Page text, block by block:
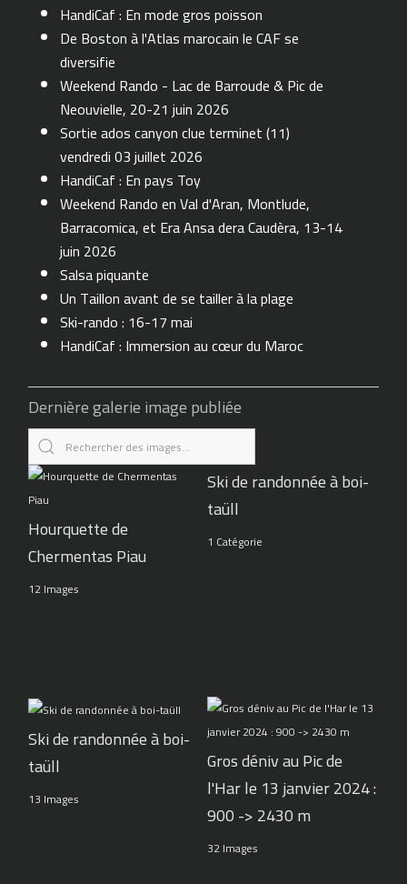
HandiCaf : En mode gros poisson
De Boston à l'Atlas marocain le CAF se
diversifie
Weekend Rando - Lac de Barroude & Pic de
Neouvielle, 20-21 juin 2026
Sortie ados canyon clue terminet (11)
vendredi 03 juillet 2026
HandiCaf : En pays Toy
Weekend Rando en Val d'Aran, Montlude,
Barracomica, et Era Ansa dera Caudèra, 13-14
juin 2026
Salsa piquante
Un Taillon avant de se tailler à la plage
Ski-rando : 16-17 mai
HandiCaf : Immersion au cœur du Maroc
Dernière galerie image publiée
Hourquette de
Chermentas Piau
12 Images
Ski de randonnée à boi-
taüll
1 Catégorie
Ski de randonnée à boi-
taüll
13 Images
Gros déniv au Pic de
l'Har le 13 janvier 2024 :
900 -> 2430 m
32 Images